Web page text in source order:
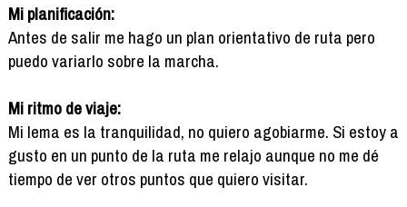
Mi planificación:
Antes de salir me hago un plan orientativo de ruta pero
puedo variarlo sobre la marcha.
Mi ritmo de viaje:
Mi lema es la tranquilidad, no quiero agobiarme. Si estoy a
gusto en un punto de la ruta me relajo aunque no me dé
tiempo de ver otros puntos que quiero visitar.